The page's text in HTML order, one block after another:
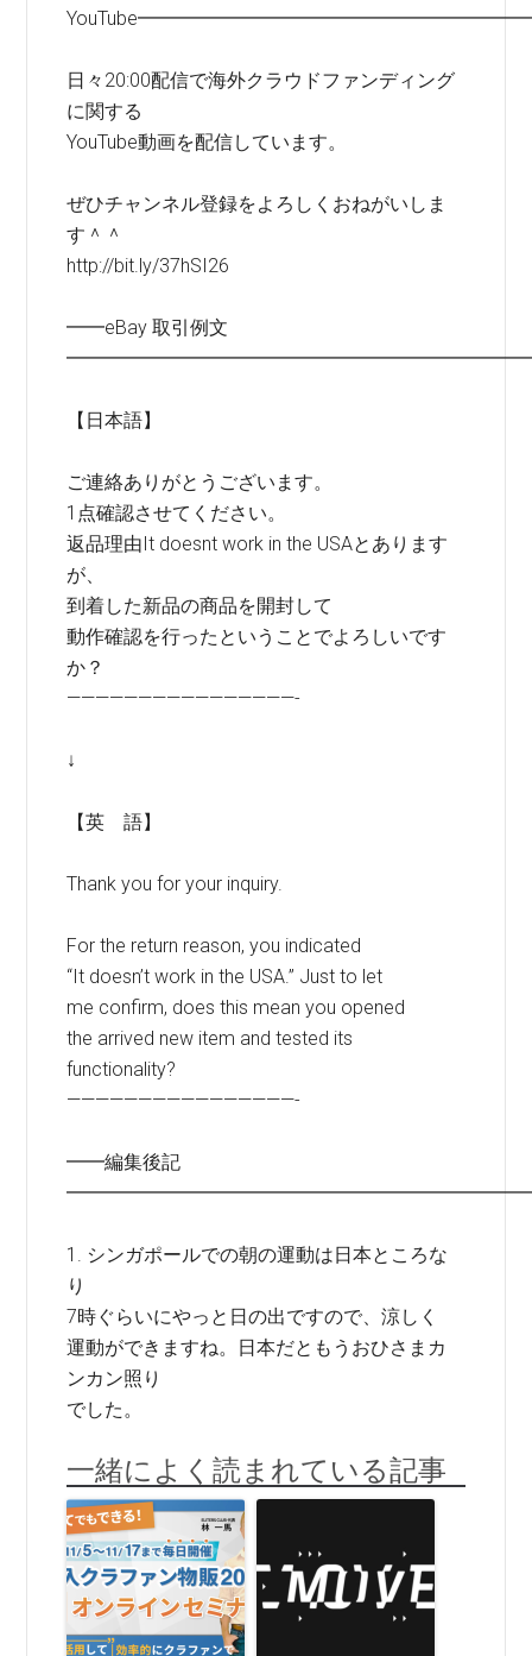
日々20:00配信で海外クラウドファンディング
に関する
YouTube動画を配信しています。
ぜひチャンネル登録をよろしくおねがいしま
す＾＾
http://bit.ly/37hSI26
━━eBay 取引例文
【日本語】
ご連絡ありがとうございます。
1点確認させてください。
返品理由It doesnt work in the USAとあります
が、
到着した新品の商品を開封して
動作確認を行ったということでよろしいです
か？
————————————————-
↓
【英 語】
Thank you for your inquiry.
For the return reason, you indicated
“It doesn’t work in the USA.” Just to let
me confirm, does this mean you opened
the arrived new item and tested its
functionality?
————————————————-
━━編集後記
1. シンガポールでの朝の運動は日本ところな
り
7時ぐらいにやっと日の出ですので、涼しく
運動ができますね。日本だともうおひさまカ
ンカン照り
でした。
一緒によく読まれている記事